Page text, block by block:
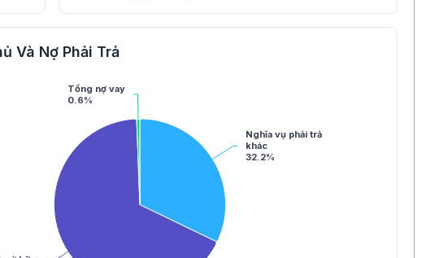
Và Nợ Phải Trả
Nghĩa vụ phải trả
khác
32.2%
Tổng nợ vay
0.6%